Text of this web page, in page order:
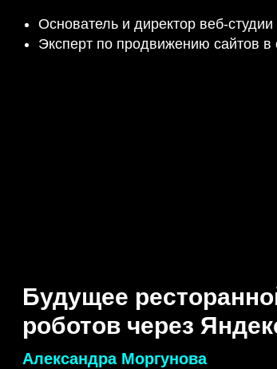
Основатель и директор веб-
Эксперт по продвижению сайтов
Будущее
роботов через
Александра Моргунова